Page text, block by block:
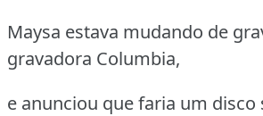
Maysa estava mudando de
gravadora Columbia,
e anunciou que faria um disco